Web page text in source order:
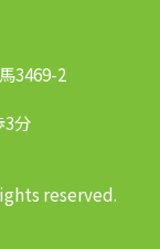
3469-2
3分
reserved.